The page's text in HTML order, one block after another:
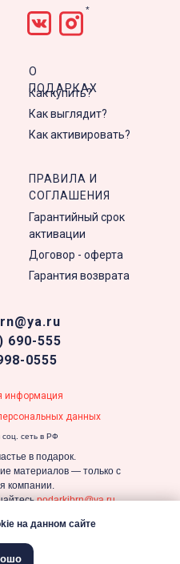
на данном сайте
О
ПОДАРКАХ
ПРАВИЛА И
СОГЛАШЕНИЯ
690-555
0555
данных
информация
Гарантийный срок
активации
Гарантия возврата
Как купить?
Как активировать?
Как выглядит?
Договор - оферта
сеть в РФ
*
в подарок.
материалов — только с
компании.
podarkibrn@ya.ru